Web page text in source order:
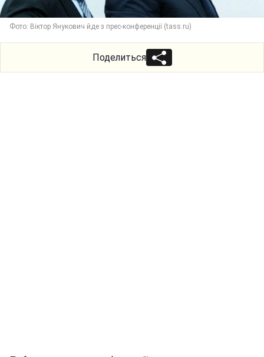
Фото: Віктор Янукович йде з прес-конференції (tass.ru)
Поделиться